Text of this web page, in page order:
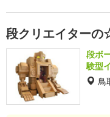
段クリエイター
段ボ
験型
鳥